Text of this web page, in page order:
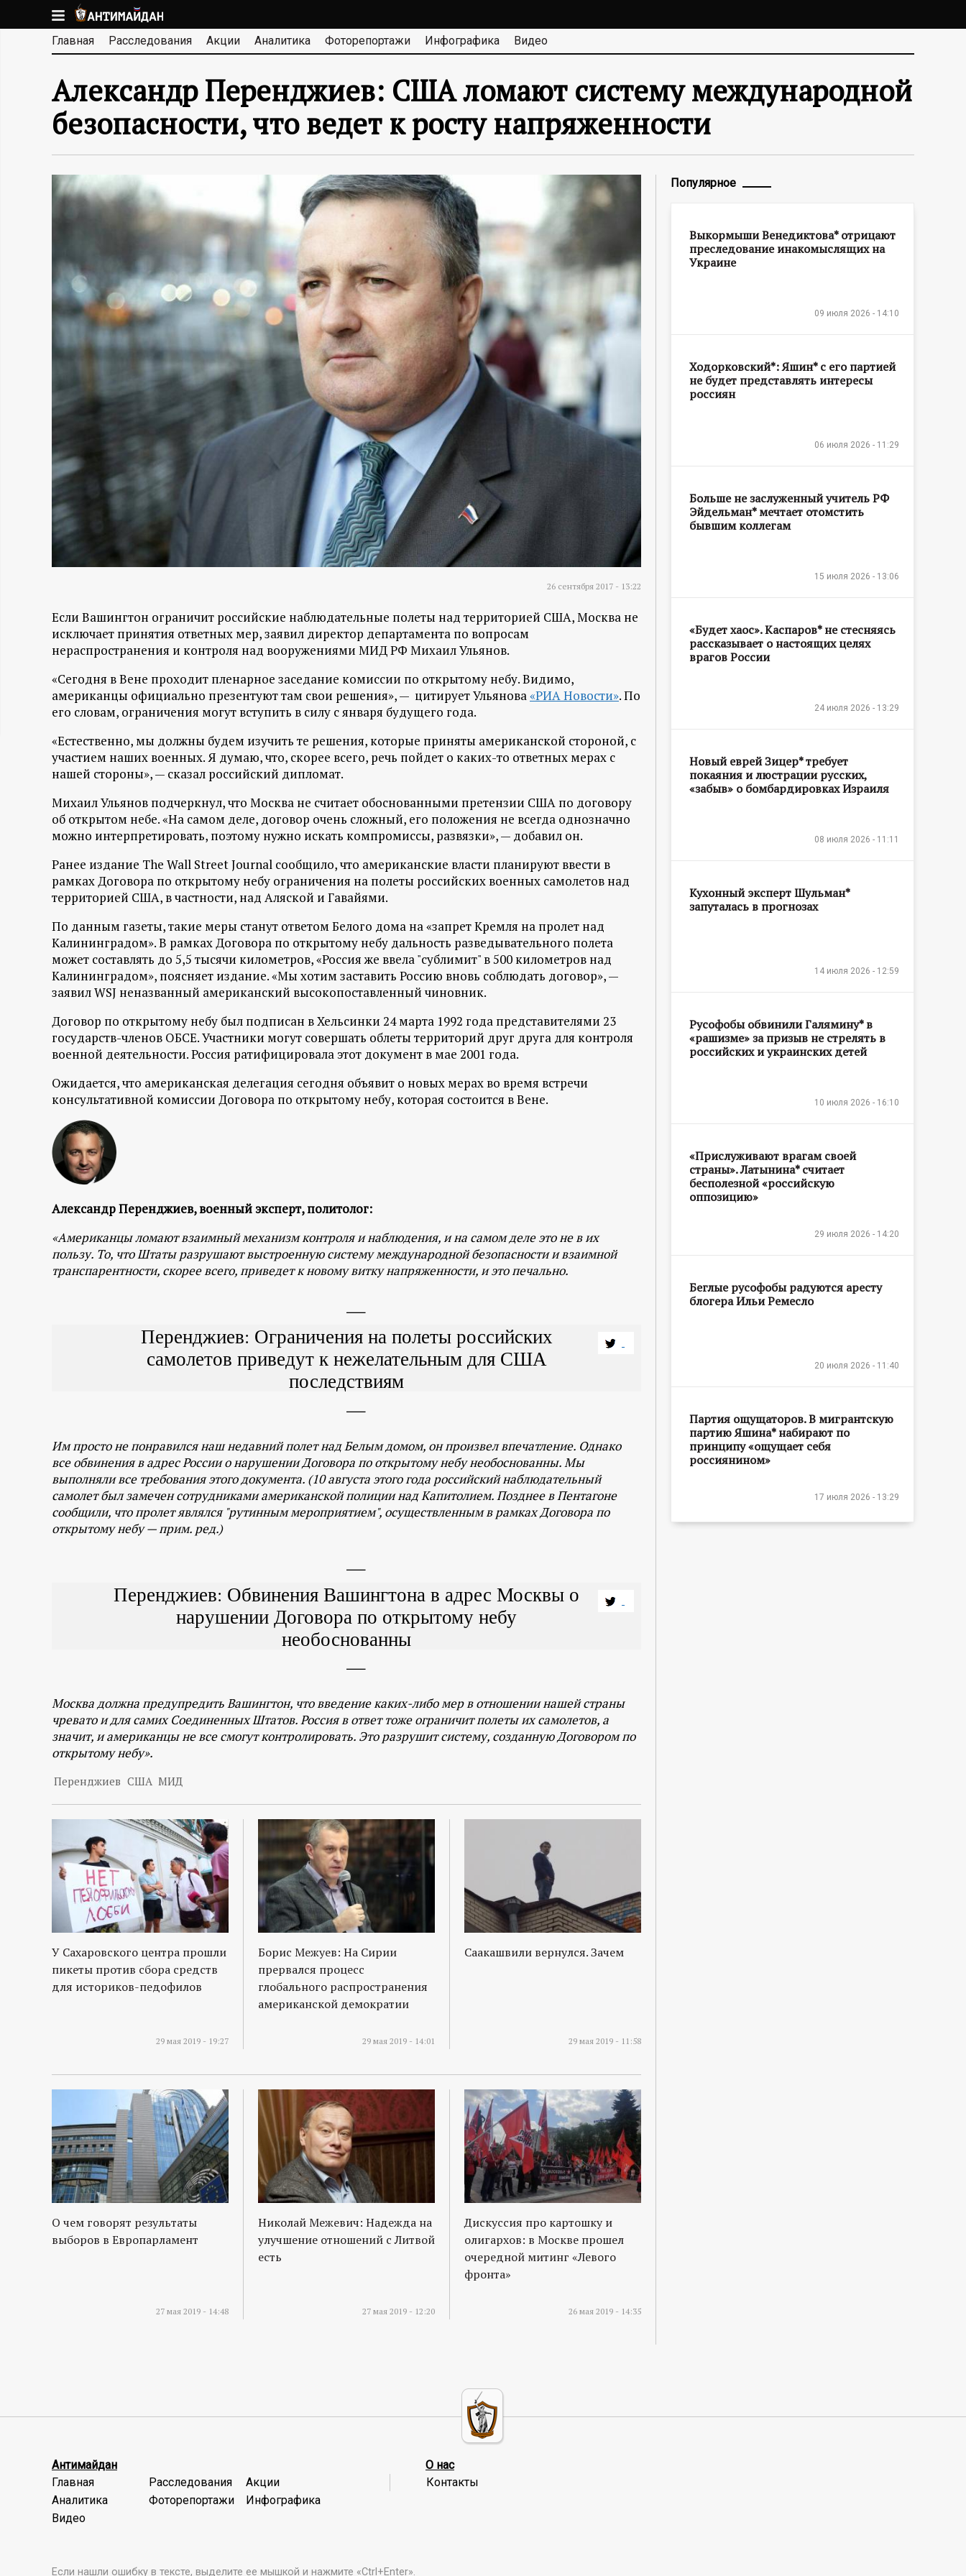
к
основномуА
Н
Т
И
М
А
Д
А
Н
-
и
н
ф
о
р
а
и
о
н
н
ы
й
п
о
р
т
а
л
Главная Расследования Акции Аналитика Фоторепортажи Инфографика Видео
Александр Перенджиев: США ломают систему международной
безопасности, что ведет к росту напряженности
26 сентября 2017 - 13:22
Если Вашингтон ограничит российские наблюдательные полеты над территорией США, Москва не
исключает принятия ответных мер, заявил директор департамента по вопросам
нераспространения и контроля над вооружениями МИД РФ Михаил Ульянов.
«Сегодня в Вене проходит пленарное заседание комиссии по открытому небу. Видимо,
американцы официально презентуют там свои решения», — цитирует Ульянова«РИА Новости». По
его словам, ограничения могут вступить в силу с января будущего года.
«Естественно, мы должны будем изучить те решения, которые приняты американской стороной, с
участием наших военных. Я думаю, что, скорее всего, речь пойдет о каких-то ответных мерах с
нашей стороны», — сказал российский дипломат.
Михаил Ульянов подчеркнул, что Москва не считает обоснованными претензии США по договору
об открытом небе. «На самом деле, договор очень сложный, его положения не всегда однозначно
можно интерпретировать, поэтому нужно искать компромиссы, развязки», — добавил он.
Ранее издание The Wall Street Journal сообщило, что американские власти планируют ввести в
рамках Договора по открытому небу ограничения на полеты российских военных самолетов над
территорией США, в частности, над Аляской и Гавайями.
По данным газеты, такие меры станут ответом Белого дома на «запрет Кремля на пролет над
Калининградом». В рамках Договора по открытому небу дальность разведывательного полета
может составлять до 5,5 тысячи километров, «Россия же ввела "сублимит" в 500 километров над
Калининградом», поясняет издание. «Мы хотим заставить Россию вновь соблюдать договор», —
заявил WSJ неназванный американский высокопоставленный чиновник.
Договор по открытому небу был подписан в Хельсинки 24 марта 1992 года представителями 23
государств-членов ОБСЕ. Участники могут совершать облеты территорий друг друга для контроля
военной деятельности. Россия ратифицировала этот документ в мае 2001 года.
Ожидается, что американская делегация сегодня объявит о новых мерах во время встречи
консультативной комиссии Договора по открытому небу, которая состоится в Вене.
Александр Перенджиев, военный эксперт, политолог:
«Американцы ломают взаимный механизм контроля и наблюдения, и на самом деле это не в их
пользу. То, что Штаты разрушают выстроенную систему международной безопасности и взаимной
транспарентности, скорее всего, приведет к новому витку напряженности, и это печально.
Перенджиев: Ограничения на полеты российских
самолетов приведут к нежелательным для США
последствиям
Им просто не понравился наш недавний полет над Белым домом, он произвел впечатление. Однако
все обвинения в адрес России о нарушении Договора по открытому небу необоснованны. Мы
выполняли все требования этого документа. (10 августа этого года российский наблюдательный
самолет был замечен сотрудниками американской полиции над Капитолием. Позднее в Пентагоне
сообщили, что пролет являлся "рутинным мероприятием", осуществленным в рамках Договора по
открытому небу — прим. ред.)
Перенджиев: Обвинения Вашингтона в адрес Москвы о
нарушении Договора по открытому небу
необоснованны
Москва должна предупредить Вашингтон, что введение каких-либо мер в отношении нашей страны
чревато и для самих Соединенных Штатов. Россия в ответ тоже ограничит полеты их самолетов, а
значит, и американцы не все смогут контролировать. Это разрушит систему, созданную Договором по
открытому небу».
Перенджиев США МИД
У Сахаровского центра прошли
пикеты против сбора средств
для историков-педофилов
29 мая 2019 - 19:27
Борис Межуев: На Сирии
прервался процесс
глобального распространения
американской демократии
29 мая 2019 - 14:01
Саакашвили вернулся. Зачем
29 мая 2019 - 11:58
О чем говорят результаты
выборов в Европарламент
27 мая 2019 - 14:48
Николай Межевич: Надежда на
улучшение отношений с Литвой
есть
27 мая 2019 - 12:20
Дискуссия про картошку и
олигархов: в Москве прошел
очередной митинг «Левого
фронта»
26 мая 2019 - 14:35
Популярное
Выкормыши Венедиктова* отрицают
преследование инакомыслящих на
Украине
09 июля 2026 - 14:10
Ходорковский*: Яшин* с его партией
не будет представлять интересы
россиян
06 июля 2026 - 11:29
Больше не заслуженный учитель РФ
Эйдельман* мечтает отомстить
бывшим коллегам
15 июля 2026 - 13:06
«Будет хаос». Каспаров* не стесняясь
рассказывает о настоящих целях
врагов России
24 июля 2026 - 13:29
Новый еврей Зицер* требует
покаяния и люстрации русских,
«забыв» о бомбардировках Израиля
08 июля 2026 - 11:11
Кухонный эксперт Шульман*
запуталась в прогнозах
14 июля 2026 - 12:59
Русофобы обвинили Галямину* в
«рашизме» за призыв не стрелять в
российских и украинских детей
10 июля 2026 - 16:10
«Прислуживают врагам своей
страны». Латынина* считает
бесполезной «российскую
оппозицию»
29 июля 2026 - 14:20
Беглые русофобы радуются аресту
блогера Ильи Ремесло
20 июля 2026 - 11:40
Партия ощущаторов. В мигрантскую
партию Яшина* набирают по
принципу «ощущает себя
россиянином»
17 июля 2026 - 13:29
Антимайдан
Главная
Расследования
Акции
Аналитика
Фоторепортажи
Инфографика
Видео
О нас
Контакты
Если нашли ошибку в тексте, выделите ее мышкой и нажмите «Ctrl+Enter».